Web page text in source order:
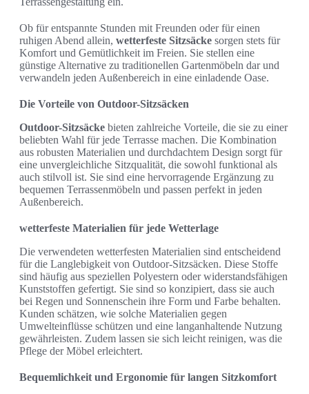
Ob für entspannte Stunden mit Freunden oder für einen
ruhigen Abend allein, wetterfeste Sitzsäcke sorgen stets für
Komfort und Gemütlichkeit im Freien. Sie stellen eine
günstige Alternative zu traditionellen Gartenmöbeln dar und
verwandeln jeden Außenbereich in eine einladende Oase.
Die Vorteile von Outdoor-Sitzsäcken
Outdoor-Sitzsäcke bieten zahlreiche Vorteile, die sie zu einer
beliebten Wahl für jede Terrasse machen. Die Kombination
aus robusten Materialien und durchdachtem Design sorgt für
eine unvergleichliche Sitzqualität, die sowohl funktional als
auch stilvoll ist. Sie sind eine hervorragende Ergänzung zu
bequemen Terrassenmöbeln und passen perfekt in jeden
Außenbereich.
wetterfeste Materialien für jede Wetterlage
Die verwendeten wetterfesten Materialien sind entscheidend
für die Langlebigkeit von Outdoor-Sitzsäcken. Diese Stoffe
sind häufig aus speziellen Polyestern oder widerstandsfähigen
Kunststoffen gefertigt. Sie sind so konzipiert, dass sie auch
bei Regen und Sonnenschein ihre Form und Farbe behalten.
Kunden schätzen, wie solche Materialien gegen
Umwelteinflüsse schützen und eine langanhaltende Nutzung
gewährleisten. Zudem lassen sie sich leicht reinigen, was die
Pflege der Möbel erleichtert.
Bequemlichkeit und Ergonomie für langen Sitzkomfort